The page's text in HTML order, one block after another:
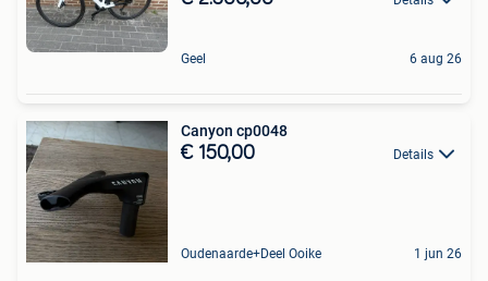
Geel 6 aug 26
Canyon cp0048
€ 150,00 Details
Oudenaarde+Deel Ooike 1 jun 26